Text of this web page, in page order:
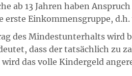
ab 13 Jahren haben
erste Einkommensgruppe,
des Mindestunterhalts
dass der tatsächlich zu
das volle Kindergeld